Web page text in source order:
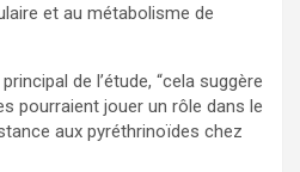
et au métabolisme de
de l’étude, “cela suggère
pourraient jouer un rôle dans le
aux pyréthrinoïdes chez